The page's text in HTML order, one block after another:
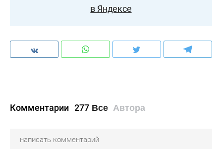
в Яндексе
Комментарии 277 Все Автора